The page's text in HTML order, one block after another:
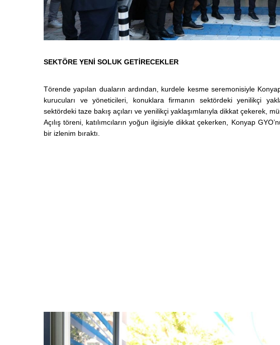
SEKTÖRE YENİ SOLUK GETİRECEKLER
Törende yapılan duaların ardından, kurdele kesme seremonisiyle
kurucuları ve yöneticileri, konuklara firmanın sektördeki yenilikçi
sektördeki taze bakış açıları ve yenilikçi yaklaşımlarıyla dikkat çekerek,
Açılış töreni, katılımcıların yoğun ilgisiyle dikkat çekerken, Konyap
bir izlenim bıraktı.